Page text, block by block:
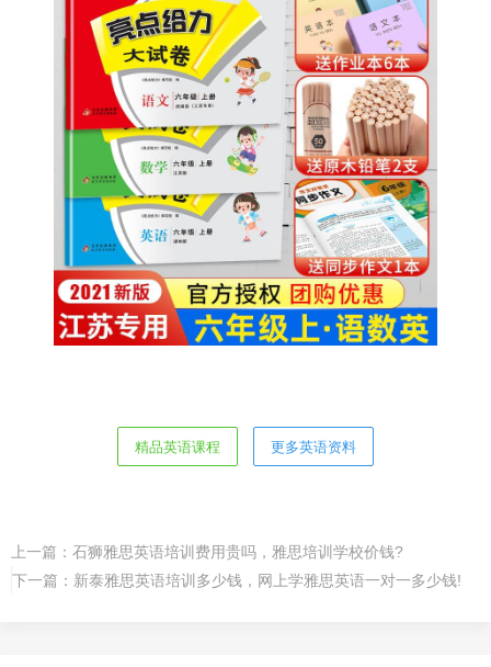
精品英语课程 更多英语资料
上一篇： 石狮雅思英语培训费用贵吗，雅思培训学校价钱?
下一篇： 新泰雅思英语培训多少钱，网上学雅思英语一对一多少钱!